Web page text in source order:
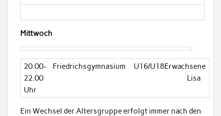
Mittwoch
20.00-
22.00
Uhr
Friedrichsgymnasium
U16/U18Erwachsene
Lisa
Ein Wechsel der Altersgruppe erfolgt immer nach den